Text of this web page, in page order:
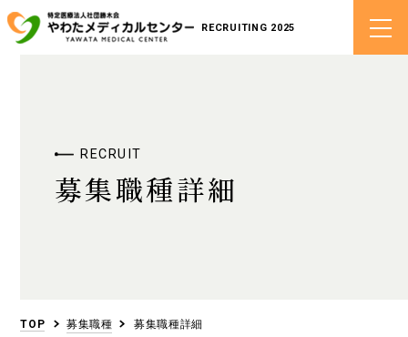
RECRUITING 2025
メッセージ
RECRUIT
募集職種詳細
TOP 募集職種 募集職種詳細